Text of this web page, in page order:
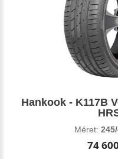
Hankook - K117B
Méret:
74